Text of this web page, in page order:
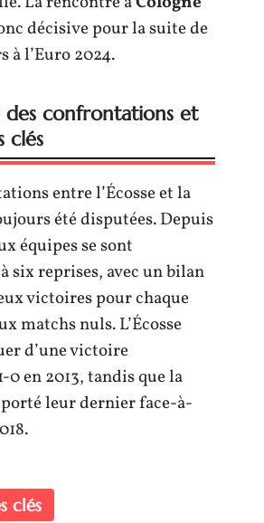
décisive pour la suite de
à l’Euro 2024.
des confrontations et
clés
entre l’Écosse et la
été disputées. Depuis
équipes se sont
six reprises, avec un bilan
victoires pour chaque
matchs nuls. L’Écosse
d’une victoire
0 en 2013, tandis que la
leur dernier face-à-
clés